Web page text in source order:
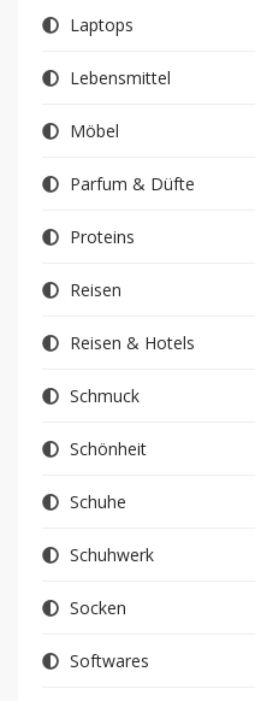
Laptops
Lebensmittel
Möbel
Parfum & Düfte
Proteins
Reisen
Reisen & Hotels
Schmuck
Schönheit
Schuhe
Schuhwerk
Socken
Softwares